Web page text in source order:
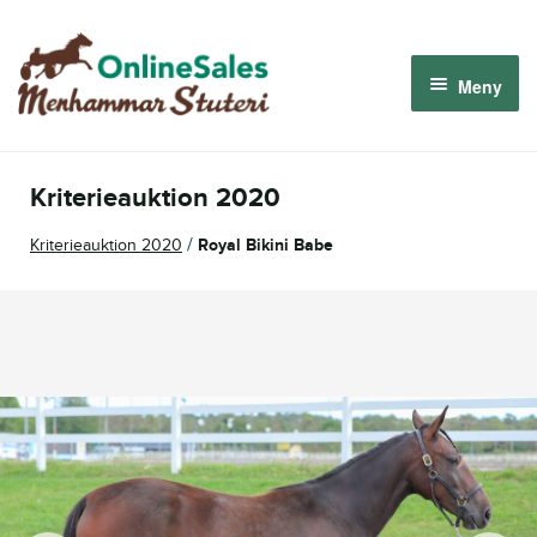
Hoppa
till
navigering
Hoppa
till
innehåll
Meny
Logga in
Kriterieauktion 2020
Kriterieauktion 2020 / Royal Bikini Babe